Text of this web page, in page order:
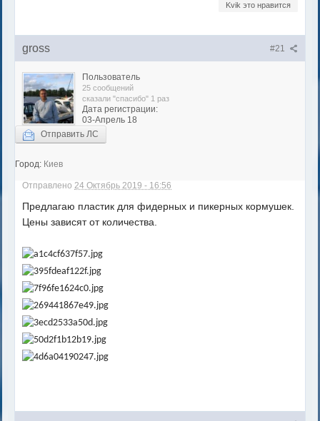
Kvik это нравится
#21
gross
Пользователь
25 сообщений
сказали "спасибо" 1 раз
Дата регистрации:
03-Апрель 18
Отправить ЛС
Город: Киев
Отправлено24 Октябрь 2019 - 16:56
Предлагаю пластик для фидерных и пикерных кормушек.
Цены зависят от количества.